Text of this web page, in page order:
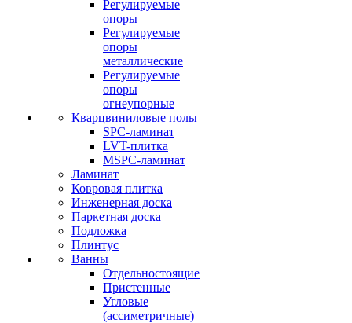
Регулируемые
опоры
Регулируемые
опоры
металлические
Регулируемые
опоры
огнеупорные
Кварцвиниловые полы
SPC-ламинат
LVT-плитка
MSPC-ламинат
Ламинат
Ковровая плитка
Инженерная доска
Паркетная доска
Подложка
Плинтус
Ванны
Отдельностоящие
Пристенные
Угловые
(ассиметричные)